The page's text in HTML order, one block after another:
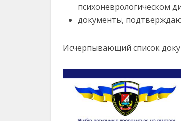
психоневрологическом
документы,
Исчерпывающий список